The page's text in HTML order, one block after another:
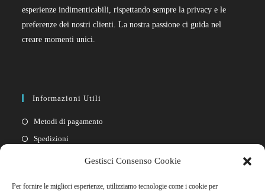
Gestisci Consenso Cookie
Per fornire le migliori esperienze, utilizziamo tecnologie come i cookie per
esperienze indimenticabili, rispettando sempre la privacy e le
preferenze dei nostri clienti. La nostra passione ci guida nel
creare momenti unici.
Informazioni Utili
Metodi di pagamento
Spedizioni